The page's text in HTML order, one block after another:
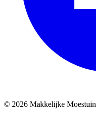
© 2026 Makkelijke Moestuin